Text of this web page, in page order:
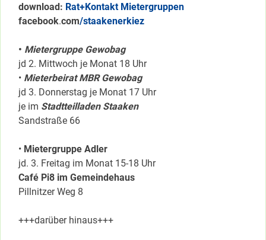
download: Rat+Kontakt Mietergruppen
facebook.com/staakenerkiez
• Mietergruppe Gewobag
jd 2. Mittwoch je Monat 18 Uhr
• Mieterbeirat MBR Gewobag
jd 3. Donnerstag je Monat 17 Uhr
je im Stadtteilladen Staaken
Sandstraße 66
• Mietergruppe Adler
jd. 3. Freitag im Monat 15-18 Uhr
Café Pi8 im Gemeindehaus
Pillnitzer Weg 8
+++darüber hinaus+++